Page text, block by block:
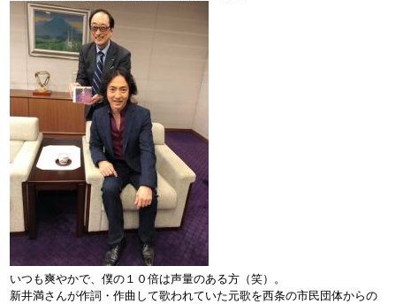
いつも爽やかで、僕の１０倍は声量のある方（笑）。
新井満さんが作詞・作曲して歌われていた元歌を西条の市民団体からの